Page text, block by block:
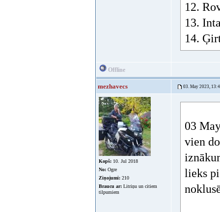
12.
13.
14.
Offline
mezhavecs 03. May 2023,
Kopš: 10. Jul 2018
No: Ogre
Ziņojumi: 210
Braucu ar: Litriņu un citiem
tilpumiem
03
vien
lieks